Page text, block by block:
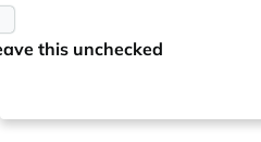
this unchecked